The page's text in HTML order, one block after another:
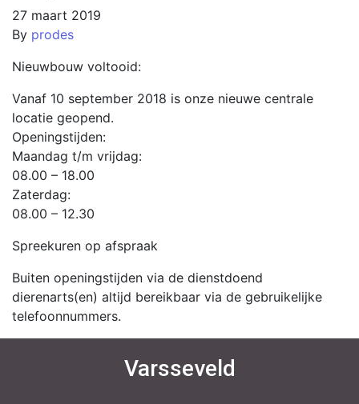
27 maart 2019
By prodes
Nieuwbouw voltooid:
Vanaf 10 september 2018 is onze nieuwe centrale
locatie geopend.
Openingstijden:
Maandag t/m vrijdag:
08.00 – 18.00
Zaterdag:
08.00 – 12.30
Spreekuren op afspraak
Buiten openingstijden via de dienstdoend
dierenarts(en) altijd bereikbaar via de gebruikelijke
telefoonnummers.
Varsseveld